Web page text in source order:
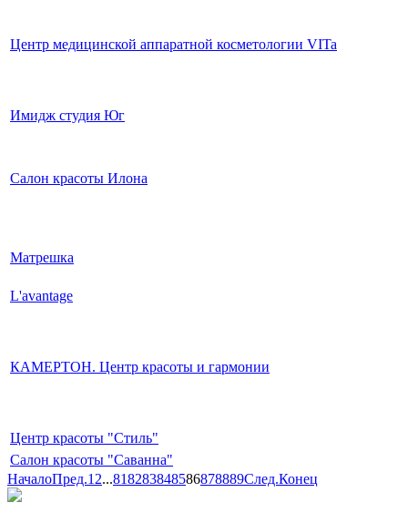
Центр медицинской аппаратной косметологии VITa
Имидж студия Юг
Салон красоты Илона
Матрешка
L'avantage
КАМЕРТОН. Центр красоты и гармонии
Центр красоты "Стиль"
Салон красоты "Саванна"
НачалоПред.1 2...818283848586878889След.Конец